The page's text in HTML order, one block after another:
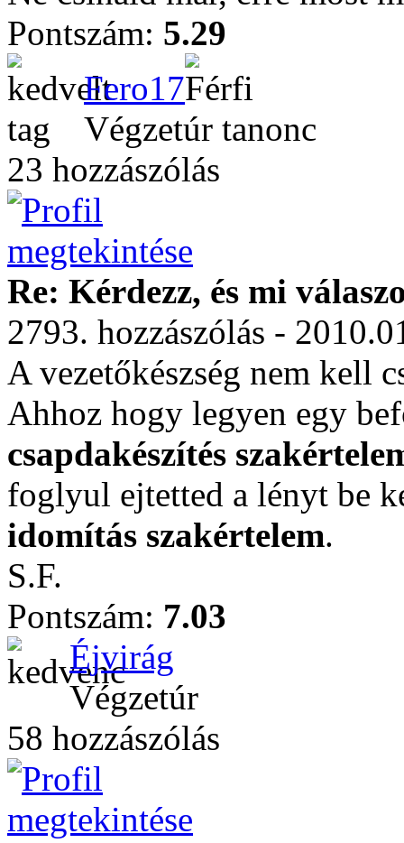
Pontszám: 5.29
Fero17
Végzetúr tanonc
23 hozzászólás
Re: Kérdezz, és mi
2793. hozzászólás -
A vezetőkészség nem kell
Ahhoz hogy legyen egy
csapdakészítés
foglyul ejtetted a lényt be
idomítás szakértelem.
S.F.
Pontszám: 7.03
Éjvirág
Végzetúr
58 hozzászólás